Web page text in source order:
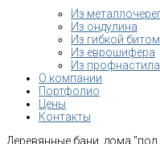
Из
Из ондулина
Из гибкой
Из еврошифера
Из профнастила
О компании
Портфолио
Цены
Контакты
Деревянные бани, дома "под